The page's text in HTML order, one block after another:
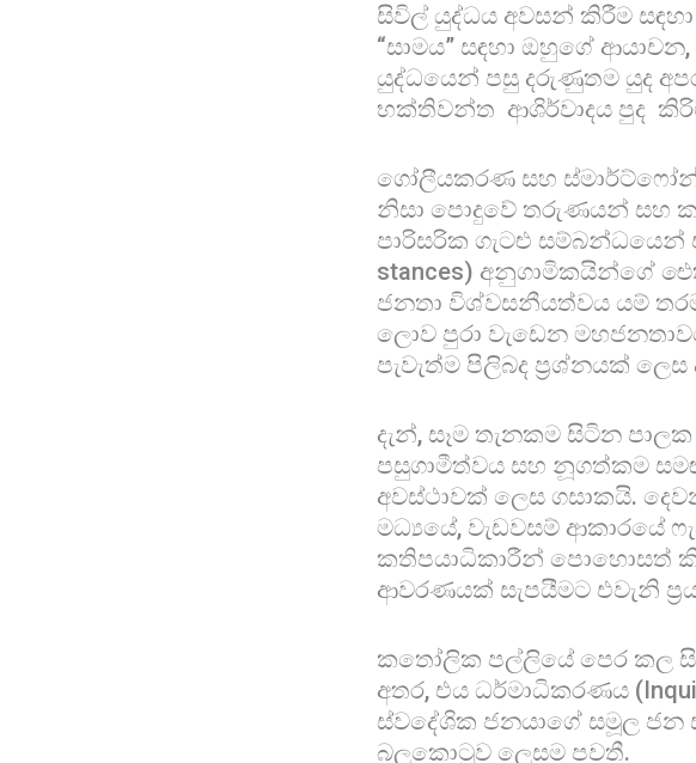
සිවිල් යුද්ධය අවසන් කිරීම
“සාමය” සඳහා ඔහුගේ
යුද්ධයෙන් පසු දරුණුතම යුද
භක්තිවන්ත ආශිර්වාදය පුද
ගෝලීයකරණ සහ ස්මාර්ට්ෆෝන්
නිසා පොදුවේ තරුණයන් සහ
පාරිසරික ගැටළු සම්බන්ධයෙන්
stances) අනුගාමිකයින්ගේ
ජනතා විශ්වසනීයත්වය යම්
ලොව පුරා වැඩෙන
පැවැත්ම පිලිබද ප්‍රශ්නයක් ලෙස
දැන්, සෑම තැනකම සිටින
පසුගාමීත්වය සහ නූගත්කම
අවස්ථාවක් ලෙස ගසාකයි.
මධ්‍යයේ, වැඩවසම් ආකාරයේ
කතිපයාධිකාරීන් පොහොසත්
ආවරණයක් සැපයීමට එවැනි
කතෝලික පල්ලියේ පෙර කල
අතර, එය ධර්මාධිකරණය
ස්වදේශික ජනයාගේ සමූල ජන
බලකොටුව ලෙසම පවතී.